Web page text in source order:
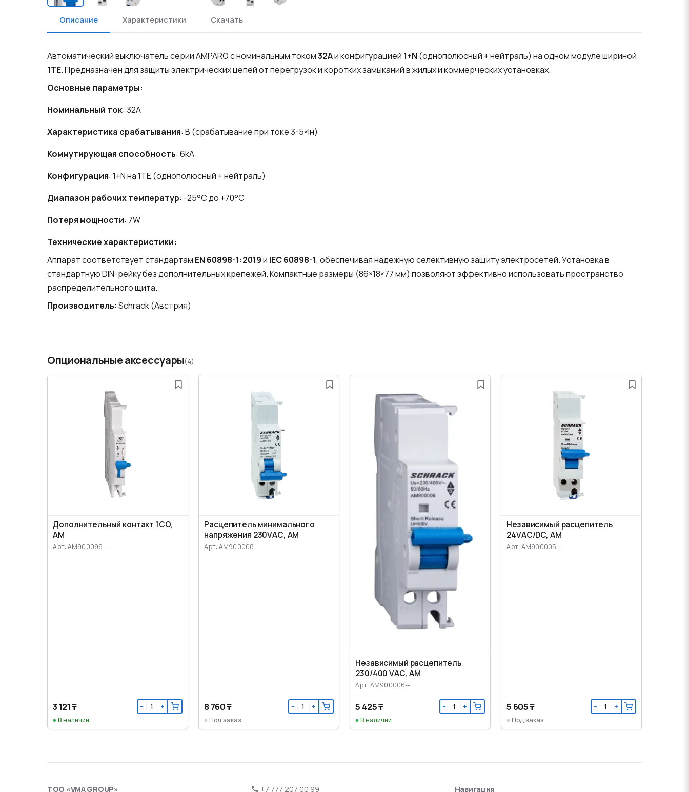
Описание Характеристики Скачать
Автоматический выключатель серии AMPARO с номинальным током32Аи конфигурацией 1+N (однополюсный + нейтраль) на одном модуле шириной
1TE. Предназначен для защиты электрических цепей от перегрузок и коротких замыканий в жилых и коммерческих установках.
Основные параметры:
Номинальный ток: 32A
Характеристика срабатывания: B (срабатывание при токе 3-5×Iн)
Коммутирующая способность: 6kA
Конфигурация: 1+N на 1TE (однополюсный + нейтраль)
Диапазон рабочих температур: -25°C до +70°C
Потеря мощности: 7W
Технические характеристики:
Аппарат соответствует стандартам EN 60898-1:2019и IEC 60898-1, обеспечивая надежную селективную защиту электросетей. Установка в
стандартную DIN-рейку без дополнительных крепежей. Компактные размеры (86×18×77 мм) позволяют эффективно использовать пространство
распределительного щита.
Производитель: Schrack (Австрия)
Опциональные аксессуары(4)
Дополнительный контакт 1CO,
AM
Арт: AM900099--
3 121 ₸ − +
В наличии
Расцепитель минимального
напряжения 230VАС, AM
Арт: AM900008--
8 760 ₸ − +
Под заказ
Независимый расцепитель
230/400 VАС, AM
Арт: AM900006--
5 425 ₸ − +
В наличии
Независимый расцепитель
24VАС/DC, AM
Арт: AM900005--
5 605 ₸ − +
Под заказ
ТОО «VMA GROUP» +7 777 207 00 99 Навигация